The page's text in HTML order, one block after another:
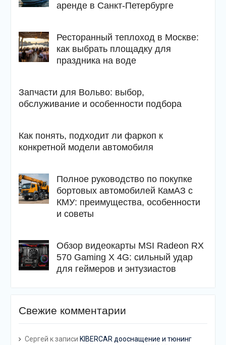
аренде в Санкт-Петербурге
Ресторанный теплоход в Москве:
как выбрать площадку для
праздника на воде
Запчасти для Вольво: выбор,
обслуживание и особенности подбора
Как понять, подходит ли фаркоп к
конкретной модели автомобиля
Полное руководство по покупке
бортовых автомобилей КамАЗ с
КМУ: преимущества, особенности
и советы
Обзор видеокарты MSI Radeon RX
570 Gaming X 4G: сильный удар
для геймеров и энтузиастов
Свежие комментарии
Сергей к записи KIBERCAR дооснащение и тюнинг